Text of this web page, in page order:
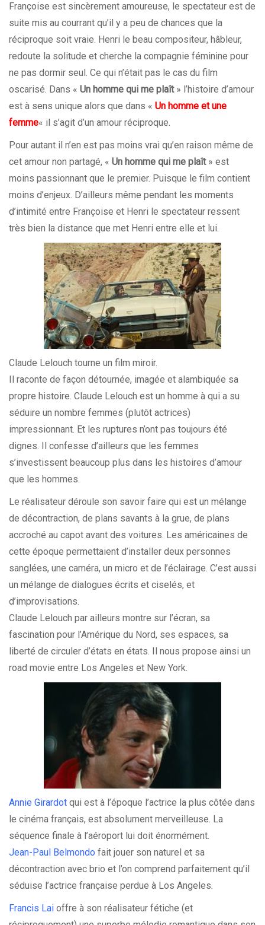
Françoise est sincèrement amoureuse, le spectateur est de
suite mis au courrant qu’il y a peu de chances que la
réciproque soit vraie. Henri le beau compositeur, hâbleur,
redoute la solitude et cherche la compagnie féminine pour
ne pas dormir seul. Ce qui n’était pas le cas du film
oscarisé. Dans « Un homme qui me plaît» l’histoire d’amour
est à sens unique alors que dans « Un homme et une
femme« il s’agit d’un amour réciproque.
Pour autant il n’en est pas moins vrai qu’en raison même de
cet amour non partagé, « Un homme qui me plaît» est
moins passionnant que le premier. Puisque le film contient
moins d’enjeux. D’ailleurs même pendant les moments
d’intimité entre Françoise et Henri le spectateur ressent
très bien la distance que met Henri entre elle et lui.
Claude Lelouch tourne un film miroir.
Il raconte de façon détournée, imagée et alambiquée sa
propre histoire. Claude Lelouch est un homme à qui a su
séduire un nombre femmes (plutôt actrices)
impressionnant. Et les ruptures n’ont pas toujours été
dignes. Il confesse d’ailleurs que les femmes
s’investissent beaucoup plus dans les histoires d’amour
que les hommes.
Le réalisateur déroule son savoir faire qui est un mélange
de décontraction, de plans savants à la grue, de plans
accroché au capot avant des voitures. Les américaines de
cette époque permettaient d’installer deux personnes
sanglées, une caméra, un micro et de l’éclairage. C’est aussi
un mélange de dialogues écrits et ciselés, et
d’improvisations.
Claude Lelouch par ailleurs montre sur l’écran, sa
fascination pour l’Amérique du Nord, ses espaces, sa
liberté de circuler d’états en états. Il nous propose ainsi un
road movie entre Los Angeles et New York.
Annie Girardot qui est à l’époque l’actrice la plus côtée dans
le cinéma français, est absolument merveilleuse. La
séquence finale à l’aéroport lui doit énormément.
Jean-Paul Belmondo fait jouer son naturel et sa
décontraction avec brio et l’on comprend parfaitement qu’il
séduise l’actrice française perdue à Los Angeles.
Francis Lai offre à son réalisateur fétiche (et